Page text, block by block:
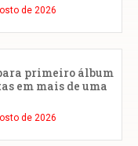
de 2026
primeiro álbum
em mais de uma
de 2026